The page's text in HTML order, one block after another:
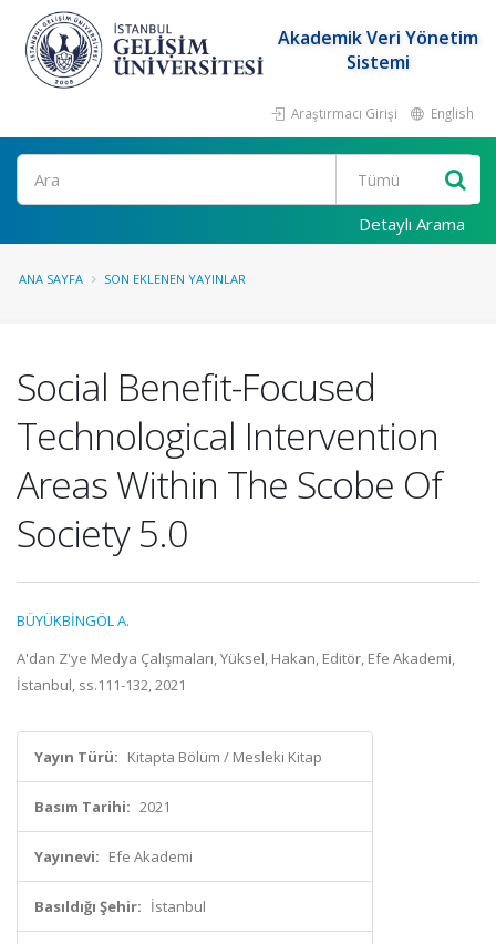
Akademik Veri Yönetim
Sistemi
Araştırmacı Girişi English
Ara
Detaylı Arama
ANA SAYFA SON EKLENEN YAYINLAR
Social Benefit-Focused
Technological Intervention
Areas Within The Scobe Of
Society 5.0
BÜYÜKBİNGÖL A.
A'dan Z'ye Medya Çalışmaları, Yüksel, Hakan, Editör, Efe Akademi,
İstanbul, ss.111-132, 2021
Yayın Türü: Kitapta Bölüm / Mesleki Kitap
Basım Tarihi: 2021
Yayınevi: Efe Akademi
Basıldığı Şehir: İstanbul